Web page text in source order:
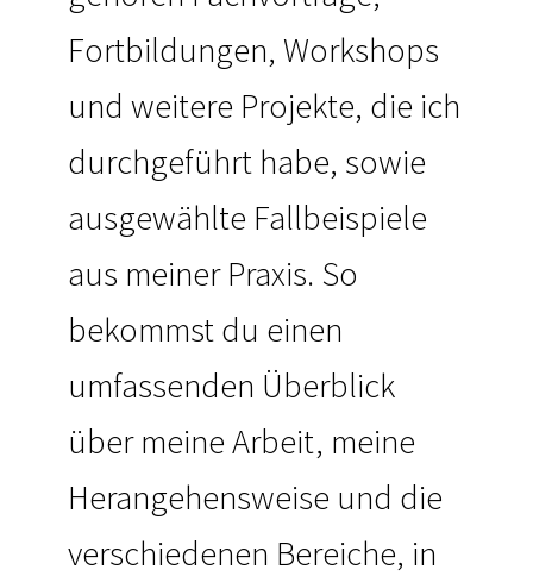
Fortbildungen, Workshops
und weitere Projekte, die ich
durchgeführt habe, sowie
ausgewählte Fallbeispiele
aus meiner Praxis. So
bekommst du einen
umfassenden Überblick
über meine Arbeit, meine
Herangehensweise und die
verschiedenen Bereiche, in